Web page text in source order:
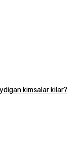
kimsalar kilar?